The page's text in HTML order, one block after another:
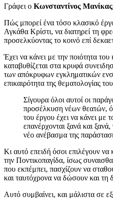
Γράφει ο Κωνσταντίνος
Πώς μπορεί ένα τόσο κλασικό
Αγκάθα Κρίστι, να διατηρεί τη
προσελκύοντας το κοινό επί
Έχει να κάνει με την ποιότητα
καταβυθίζεται στα κρυφά
των απόκρυφων εγκληματικών
επικαιρότητα της θεματολογίας
Σίγουρα όλοι αυτοί οι
προσέλκυση νέων θεατών,
του έργου έχει να κάνει με
επανέρχονται ξανά και
νέο ανέβασμα της
Κι αυτό επειδή όσοι επιλέγουν να
την Ποντικοπαγίδα, ίσως
που εκπέμπει, πασχίζουν να
και ταυτόχρονα να δώσουν και τη
Αυτό συμβαίνει, και μάλιστα σε